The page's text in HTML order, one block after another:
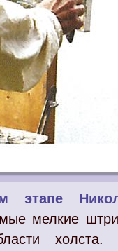
этапе
мелкие
холста.